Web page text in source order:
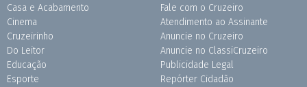
Casa e Acabamento
Cinema
Cruzeirinho
Do Leitor
Educação
Esporte
Fale com o Cruzeiro
Atendimento ao Assinante
Anuncie no Cruzeiro
Anuncie no ClassiCruzeiro
Publicidade Legal
Repórter Cidadão